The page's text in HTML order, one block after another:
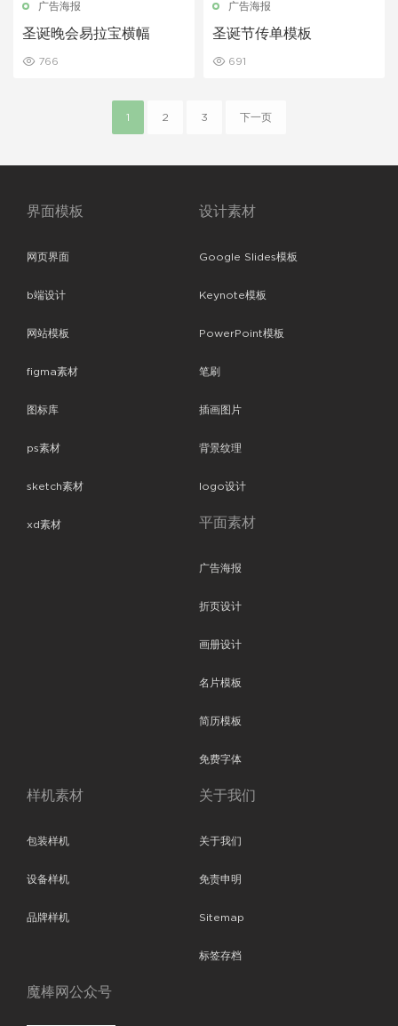
广告海报
圣诞晚会易拉宝横幅
766
广告海报
圣诞节传单模板
691
1 2 3 下一页
界面模板
网页界面
b端设计
网站模板
figma素材
图标库
ps素材
sketch素材
xd素材
设计素材
Google Slides模板
Keynote模板
PowerPoint模板
笔刷
插画图片
背景纹理
logo设计
平面素材
广告海报
折页设计
画册设计
名片模板
简历模板
免费字体
样机素材
包装样机
设备样机
品牌样机
关于我们
关于我们
免责申明
Sitemap
标签存档
魔棒网公众号